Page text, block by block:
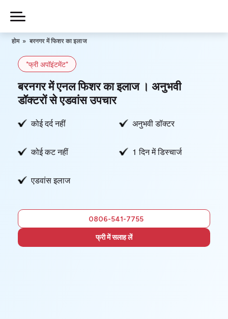
content
Piles
हमारे बारे में
हमसे संपर्क करें
फ्री में सलाह
लें
होम » बरनगर में फिशर का इलाज
*फ्री अपॉइंटमेंट*
बरनगर में एनल फिशर का इलाज । अनुभवी
डॉक्टरों से एडवांस उपचार
कोई दर्द नहीं अनुभवी डॉक्टर
कोई कट नहीं 1 दिन में डिस्चार्ज
एडवांस इलाज
0806-541-7755
फ्री में सलाह लें